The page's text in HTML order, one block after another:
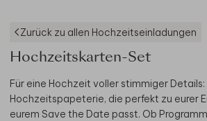
Zurück zu allen Hochzeitseinladungen
Hochzeitskarten-Set
Für eine Hochzeit voller stimmiger
Hochzeitspapeterie, die perfekt zu eurer
eurem Save the Date passt. Ob